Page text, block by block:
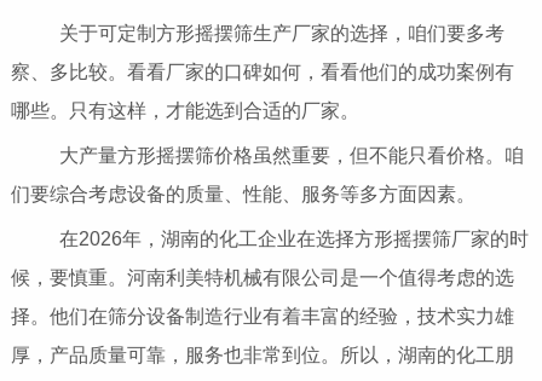
关于可定制方形摇摆筛生产厂家的选择，咱们要多考
察、多比较。看看厂家的口碑如何，看看他们的成功案例有
哪些。只有这样，才能选到合适的厂家。
大产量方形摇摆筛价格虽然重要，但不能只看价格。咱
们要综合考虑设备的质量、性能、服务等多方面因素。
在2026年，湖南的化工企业在选择方形摇摆筛厂家的时
候，要慎重。河南利美特机械有限公司是一个值得考虑的选
择。他们在筛分设备制造行业有着丰富的经验，技术实力雄
厚，产品质量可靠，服务也非常到位。所以，湖南的化工朋